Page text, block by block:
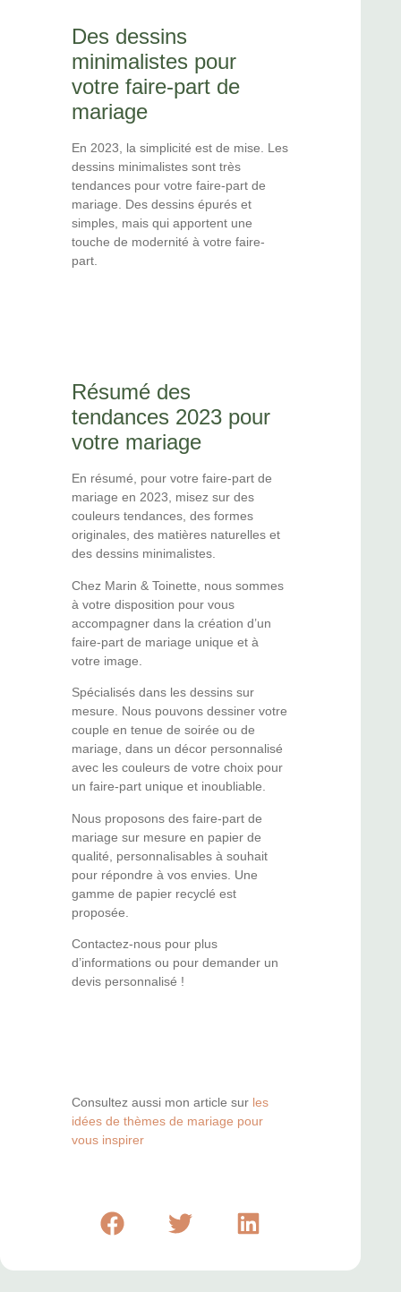
Des dessins
minimalistes pour
votre faire-part de
mariage
En 2023, la simplicité est de mise. Les
dessins minimalistes sont très
tendances pour votre faire-part de
mariage. Des dessins épurés et
simples, mais qui apportent une
touche de modernité à votre faire-
part.
Résumé des
tendances 2023 pour
votre mariage
En résumé, pour votre faire-part de
mariage en 2023, misez sur des
couleurs tendances, des formes
originales, des matières naturelles et
des dessins minimalistes.
Chez Marin & Toinette, nous sommes
à votre disposition pour vous
accompagner dans la création d’un
faire-part de mariage unique et à
votre image.
Spécialisés dans les dessins sur
mesure. Nous pouvons dessiner votre
couple en tenue de soirée ou de
mariage, dans un décor personnalisé
avec les couleurs de votre choix pour
un faire-part unique et inoubliable.
Nous proposons des faire-part de
mariage sur mesure en papier de
qualité, personnalisables à souhait
pour répondre à vos envies. Une
gamme de papier recyclé est
proposée.
Contactez-nous pour plus
d’informations ou pour demander un
devis personnalisé !
Consultez aussi mon article sur les
idées de thèmes de mariage pour
vous inspirer